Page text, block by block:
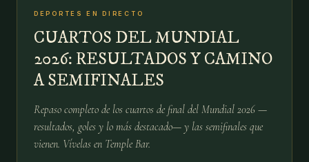
13 JUL
DEPORTES EN DIRECTO
CUARTOS DEL MUNDIAL
2026: RESULTADOS Y CAMINO
A SEMIFINALES
Repaso completo de los cuartos de final del Mundial 2026 —
resultados, goles y lo más destacado— y las semifinales que
vienen. Vívelas en Temple Bar.